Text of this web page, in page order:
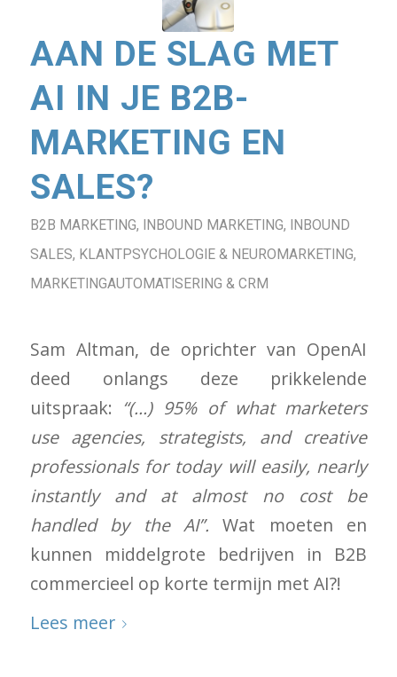
AAN DE SLAG MET
AI IN JE B2B-
MARKETING EN
SALES?
B2B MARKETING, INBOUND MARKETING, INBOUND
SALES, KLANTPSYCHOLOGIE & NEUROMARKETING,
MARKETINGAUTOMATISERING & CRM
Sam Altman, de oprichter van OpenAI
deed onlangs deze prikkelende
uitspraak: “(…) 95% of what marketers
use agencies, strategists, and creative
professionals for today will easily, nearly
instantly and at almost no cost be
handled by the AI”.Wat moeten en
kunnen middelgrote bedrijven in B2B
commercieel op korte termijn met AI?!
Lees meer